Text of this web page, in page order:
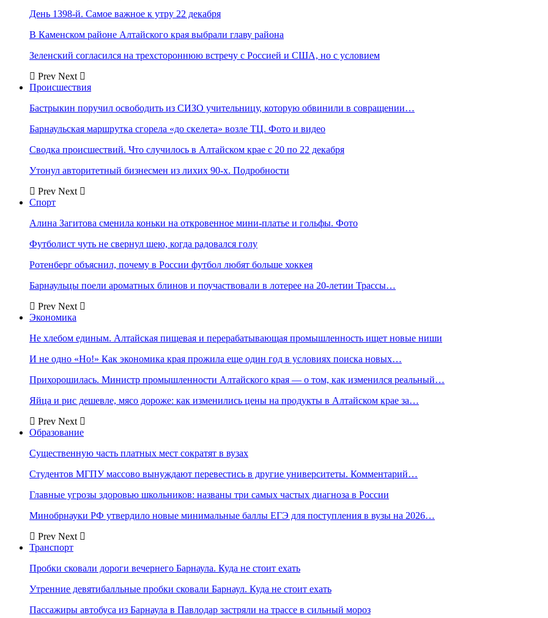
День 1398-й. Самое важное к утру 22 декабря
В Каменском районе Алтайского края выбрали главу района
Зеленский согласился на трехстороннюю встречу с Россией и США, но с условием
Prev Next
Происшествия
Бастрыкин поручил освободить из СИЗО учительницу, которую обвинили в совращении…
Барнаульская маршрутка сгорела «до скелета» возле ТЦ. Фото и видео
Сводка происшествий. Что случилось в Алтайском крае с 20 по 22 декабря
Утонул авторитетный бизнесмен из лихих 90-х. Подробности
Prev Next
Спорт
Алина Загитова сменила коньки на откровенное мини-платье и гольфы. Фото
Футболист чуть не свернул шею, когда радовался голу
Ротенберг объяснил, почему в России футбол любят больше хоккея
Барнаульцы поели ароматных блинов и поучаствовали в лотерее на 20-летии Трассы…
Prev Next
Экономика
Не хлебом единым. Алтайская пищевая и перерабатывающая промышленность ищет новые ниши
И не одно «Но!» Как экономика края прожила еще один год в условиях поиска новых…
Прихорошилась. Министр промышленности Алтайского края — о том, как изменился реальный…
Яйца и рис дешевле, мясо дороже: как изменились цены на продукты в Алтайском крае за…
Prev Next
Образование
Существенную часть платных мест сократят в вузах
Студентов МГПУ массово вынуждают перевестись в другие университеты. Комментарий…
Главные угрозы здоровью школьников: названы три самых частых диагноза в России
Минобрнауки РФ утвердило новые минимальные баллы ЕГЭ для поступления в вузы на 2026…
Prev Next
Транспорт
Пробки сковали дороги вечернего Барнаула. Куда не стоит ехать
Утренние девятибалльные пробки сковали Барнаул. Куда не стоит ехать
Пассажиры автобуса из Барнаула в Павлодар застряли на трассе в сильный мороз